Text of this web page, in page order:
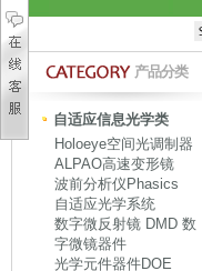
产品分类
自适应信息光学类
Holoeye空间光调制器
ALPAO高速变形镜
波前分析仪Phasics
自适应光学系统
数字微反射镜 DMD 数
字微镜器件
光学元件器件DOE